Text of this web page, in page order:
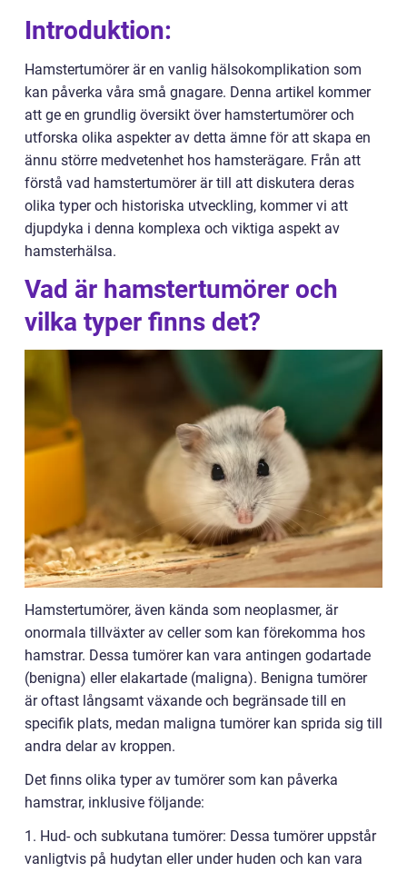
Introduktion:
Hamstertumörer är en vanlig hälsokomplikation som
kan påverka våra små gnagare. Denna artikel kommer
att ge en grundlig översikt över hamstertumörer och
utforska olika aspekter av detta ämne för att skapa en
ännu större medvetenhet hos hamsterägare. Från att
förstå vad hamstertumörer är till att diskutera deras
olika typer och historiska utveckling, kommer vi att
djupdyka i denna komplexa och viktiga aspekt av
hamsterhälsa.
Vad är hamstertumörer och
vilka typer finns det?
Hamstertumörer, även kända som neoplasmer, är
onormala tillväxter av celler som kan förekomma hos
hamstrar. Dessa tumörer kan vara antingen godartade
(benigna) eller elakartade (maligna). Benigna tumörer
är oftast långsamt växande och begränsade till en
specifik plats, medan maligna tumörer kan sprida sig till
andra delar av kroppen.
Det finns olika typer av tumörer som kan påverka
hamstrar, inklusive följande:
1. Hud- och subkutana tumörer: Dessa tumörer uppstår
vanligtvis på hudytan eller under huden och kan vara